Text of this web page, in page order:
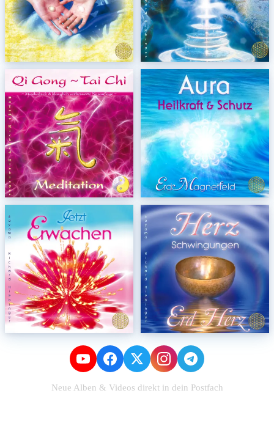
Neue Alben & Videos direkt in dein Postfach